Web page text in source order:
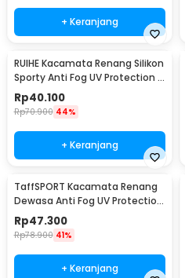
+ Keranjang
RUIHE Kacamata Renang Silikon
Sporty Anti Fog UV Protection -
RH5310E
Rp40.100
Rp70.900 44%
+ Keranjang
TaffSPORT Kacamata Renang
Dewasa Anti Fog UV Protection
- GOG-3550
Rp47.300
Rp78.900 41%
+ Keranjang